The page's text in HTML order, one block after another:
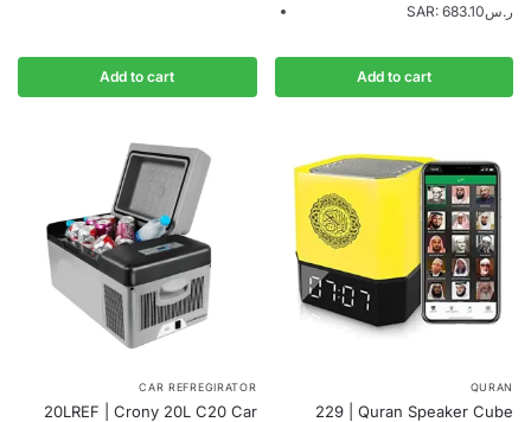
Add to cart
SAR: 683.10ر.س
Add to cart
CAR REFREGIRATOR
20LREF | Crony 20L C20 Car
QURAN
229 | Quran Speaker Cube